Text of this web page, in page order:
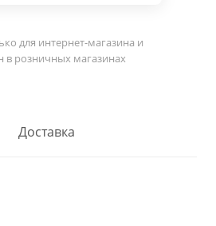
для интернет-магазина и
в розничных магазинах
Доставка